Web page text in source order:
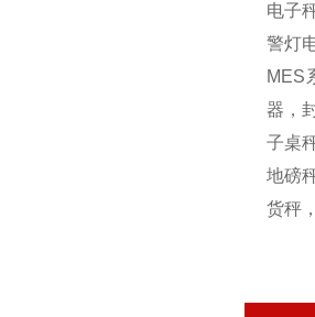
电子
警灯
MES
器，
子桌
地磅
货秤